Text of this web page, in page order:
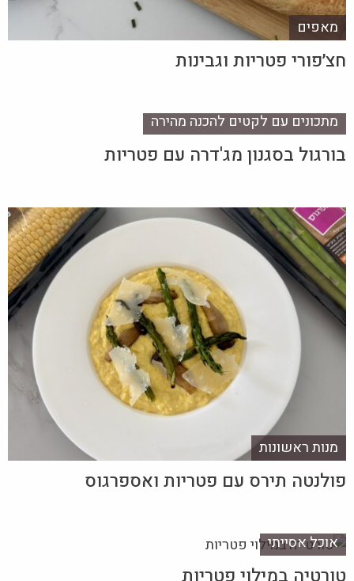
מאפים
חצ׳פורי פטריות וגבינות
מתכונים עם לקטים להכנה מהירה
בורגול בסגנון מג'דרה עם פטריות
מנות ראשונות
פולנטה תירס עם פטריות ואספרגוס
אוכל אסייתי